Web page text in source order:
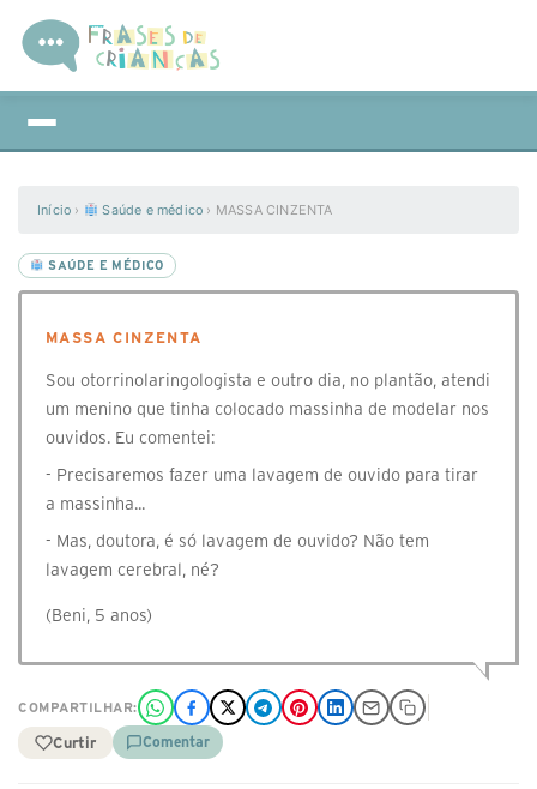
Início › Saúde e médico › MASSA CINZENTA
SAÚDE E MÉDICO
MASSA CINZENTA
Sou otorrinolaringologista e outro dia, no plantão, atendi
um menino que tinha colocado massinha de modelar nos
ouvidos. Eu comentei:
- Precisaremos fazer uma lavagem de ouvido para tirar
a massinha...
- Mas, doutora, é só lavagem de ouvido? Não tem
lavagem cerebral, né?
(Beni, 5 anos)
COMPARTILHAR:
Curtir Comentar